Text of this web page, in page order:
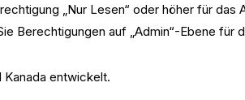
„Nur Lesen“ oder höher für
Berechtigungen auf „Admin“-Ebene für
Kanada entwickelt.